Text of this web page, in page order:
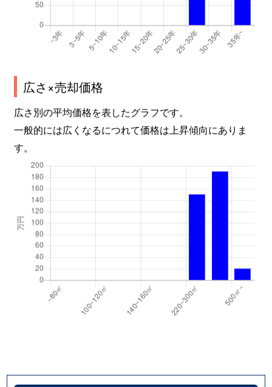
広さ×売却価格
広さ別の平均価格を表したグラフです。
一般的には広くなるにつれて価格は上昇傾向にありま
す。